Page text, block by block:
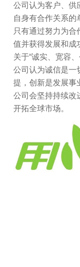
公司认为客户、供
自身有合作关系的
只有通过努力为
值并获得发展和成
关于“诚实、宽容
公司认为诚信是一
提，创新是发展事
公司会坚持持续改
开拓全球市场。